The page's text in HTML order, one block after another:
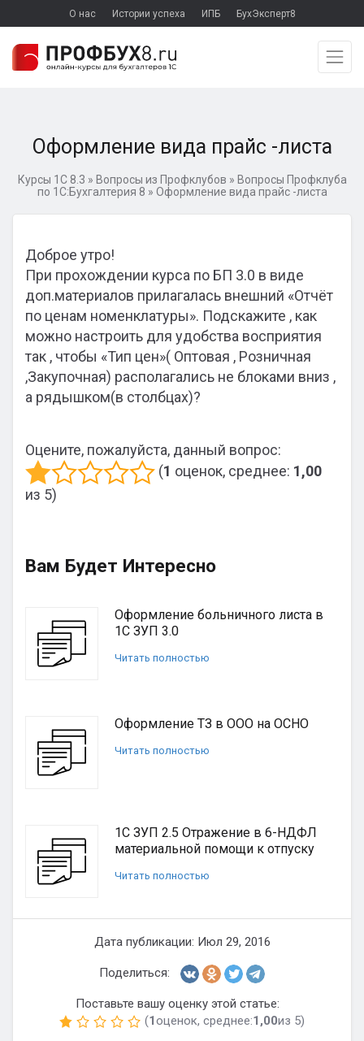
О нас Истории успеха ИПБ БухЭксперт8
Оформление вида прайс -листа
Курсы 1С 8.3 » Вопросы из Профклубов » Вопросы Профклуба
по 1С:Бухгалтерия 8 » Оформление вида прайс -листа
Доброе утро!
При прохождении курса по БП 3.0 в виде
доп.материалов прилагалась внешний «Отчёт
по ценам номенклатуры». Подскажите , как
можно настроить для удобства восприятия
так , чтобы «Тип цен»( Оптовая , Розничная
,Закупочная) располагались не блоками вниз ,
а рядышком(в столбцах)?
Оцените, пожалуйста, данный вопрос:
(1 оценок, среднее: 1,00
из 5)
Вам Будет Интересно
Оформление больничного листа в
1С ЗУП 3.0
Читать полностью
Оформление ТЗ в ООО на ОСНО
Читать полностью
1С ЗУП 2.5 Отражение в 6-НДФЛ
материальной помощи к отпуску
Читать полностью
Дата публикации: Июл 29, 2016
Поделиться:
Поставьте вашу оценку этой статье:
(1оценок, среднее:1,00из 5)